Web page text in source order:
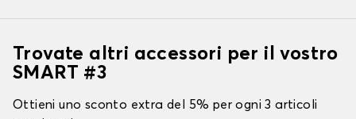
Trovate altri accessori per il vostro
SMART #3
Ottieni uno sconto extra del 5% per ogni 3 articoli